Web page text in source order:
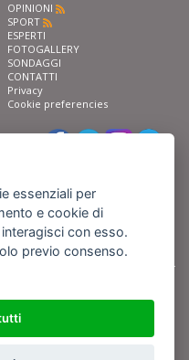
OPINIONI
SPORT
ESPERTI
FOTOGALLERY
SONDAGGI
CONTATTI
Privacy
Cookie preferencies
- Tutte le fotografie recanti il
BARIREPORT s.a.s. che ne
nell'anno 2012 e seguenti
scatto riportato)
essenziali per
e cookie di
con esso.
previo consenso.